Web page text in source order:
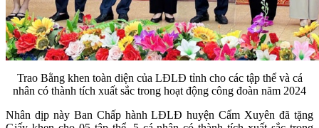
Trao Bằng khen toàn diện của LĐLĐ tỉnh cho các tập thể và cá
nhân có thành tích xuất sắc trong hoạt động công đoàn năm 2024
Nhân dịp này Ban Chấp hành LĐLĐ huyện Cẩm Xuyên đã tặng